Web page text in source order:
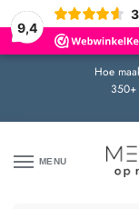
9,4
Hoe
350+
MENU